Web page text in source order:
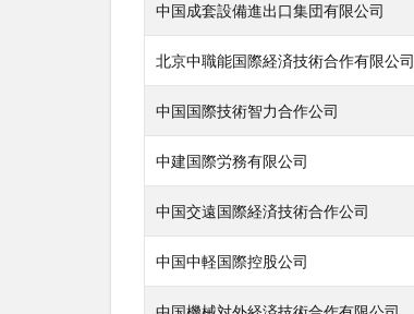
中国成套設備進出口集団有限公司
北京中職能国際経済技術合作有限公司
中国国際技術智力合作公司
中建国際労務有限公司
中国交遠国際経済技術合作公司
中国中軽国際控股公司